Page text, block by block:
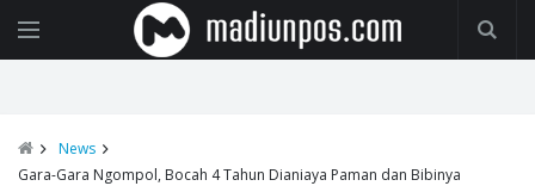
News
Gara-Gara Ngompol, Bocah 4 Tahun Dianiaya Paman dan Bibinya